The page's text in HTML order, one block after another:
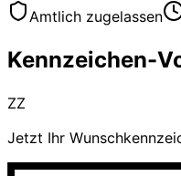
Amtlich zugelassen
Kennzeichen-
ZZ
Jetzt Ihr